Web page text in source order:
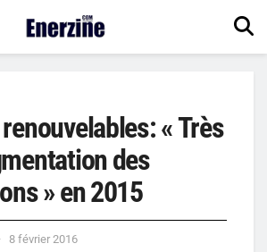
« Très
des
» en 2015
8 février 2016